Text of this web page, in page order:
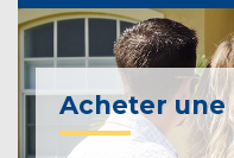
Acheter une